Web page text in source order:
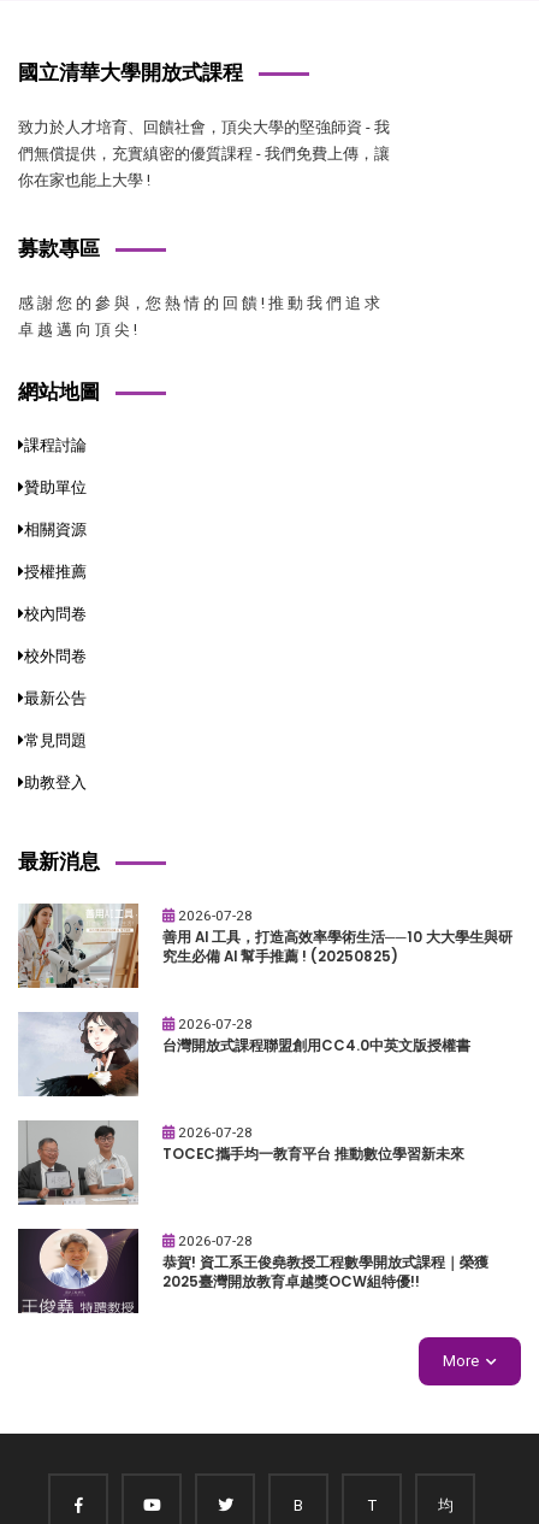
國立清華大學開放式課程
致力於人才培育、回饋社會，頂尖大學的堅強師資 - 我
們無償提供，充實縝密的優質課程 - 我們免費上傳，讓
你在家也能上大學 !
募款專區
感 謝 您 的 參 與，您 熱 情 的 回 饋 ! 推 動 我 們 追 求
卓 越 邁 向 頂 尖 !
網站地圖
課程討論
贊助單位
相關資源
授權推薦
校內問卷
校外問卷
最新公告
常見問題
助教登入
最新消息
2026-07-28
善用 AI 工具，打造高效率學術生活──10 大大學生與研
究生必備 AI 幫手推薦 ! (20250825)
2026-07-28
台灣開放式課程聯盟創用CC4.0中英文版授權書
2026-07-28
TOCEC攜手均一教育平台 推動數位學習新未來
2026-07-28
恭賀! 資工系王俊堯教授工程數學開放式課程｜榮獲
2025臺灣開放教育卓越獎OCW組特優!!
More
B T 均